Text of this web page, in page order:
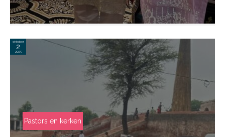
oktober
2
2025
Pastors en kerken